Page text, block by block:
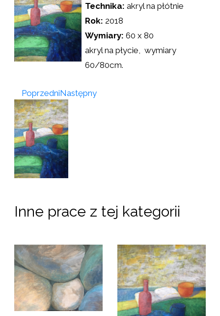
Technika:akryl na płótnie
Rok: 2018
Wymiary:60 x 80
akryl na płycie, wymiary
60/80cm.
PoprzedniNastępny
Inne prace z tej kategorii